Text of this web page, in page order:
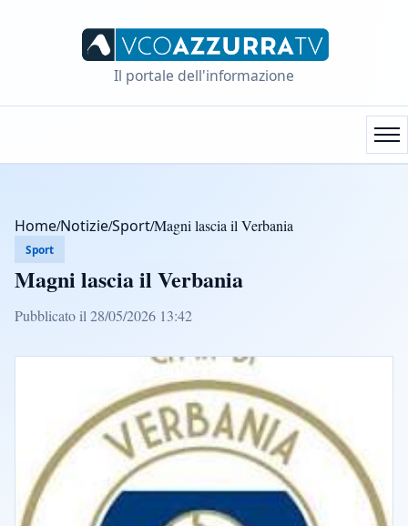
Il portale dell'informazione
Home/Notizie/Sport/Magni lascia il Verbania
Sport
Magni lascia il Verbania
Pubblicato il 28/05/2026 13:42